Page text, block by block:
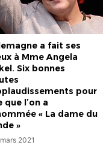
a fait ses
à Mme Angela
Six bonnes
pour
que l’on a
« La dame du
»
2021